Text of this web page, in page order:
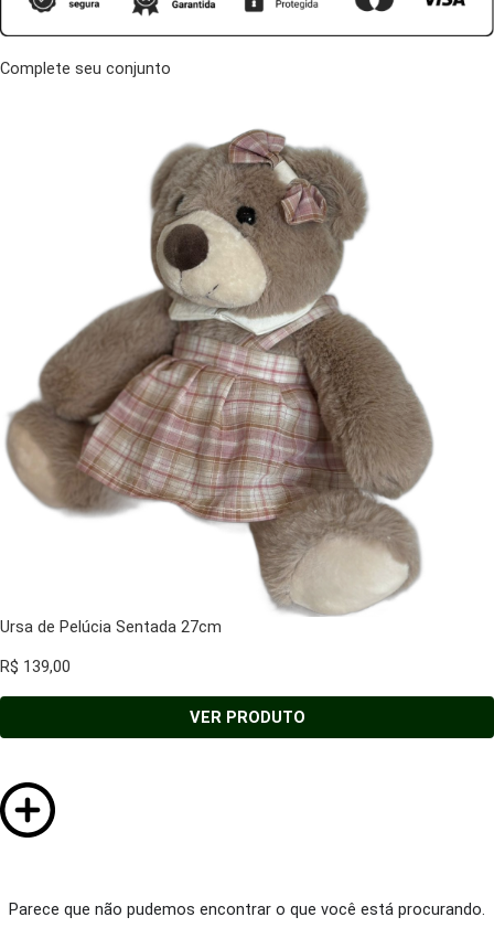
Complete seu conjunto
Ursa de Pelúcia Sentada 27cm
R$ 139,00
VER PRODUTO
Parece que não pudemos encontrar o que você está procurando.